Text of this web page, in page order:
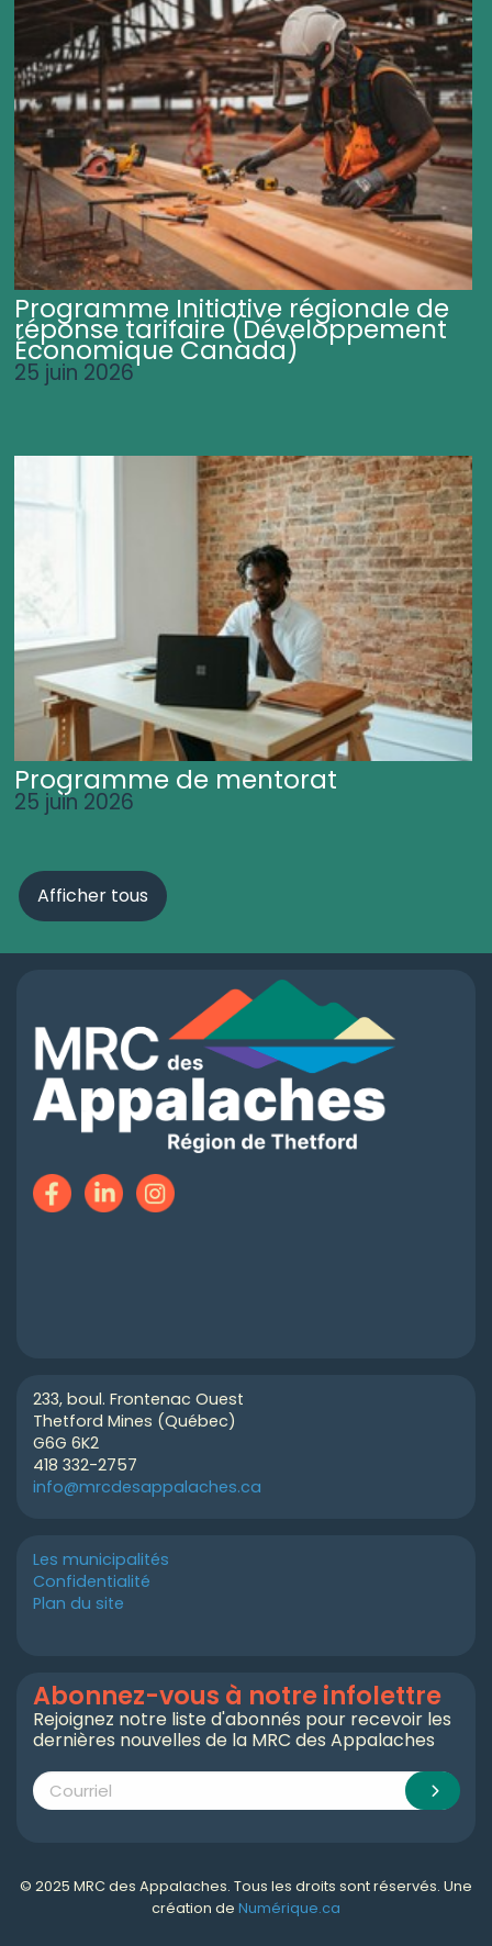
Programme Initiative régionale de
réponse tarifaire (Développement
Économique Canada)
25 juin 2026
Programme de mentorat
25 juin 2026
Afficher tous
233, boul. Frontenac Ouest
Thetford Mines (Québec)
G6G 6K2
418 332-2757
info@mrcdesappalaches.ca
Les municipalités
Confidentialité
Plan du site
Abonnez-vous à notre infolettre
Rejoignez notre liste d'abonnés pour recevoir les
dernières nouvelles de la MRC des Appalaches
© 2025 MRC des Appalaches. Tous les droits sont réservés. Une
création de Numérique.ca